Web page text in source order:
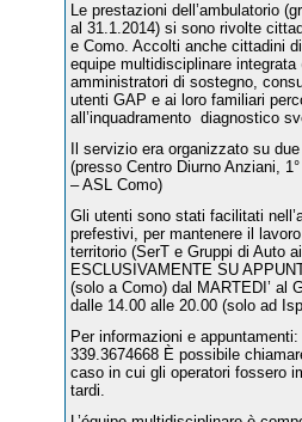
Le prestazioni dell’ambulatorio
al 31.1.2014) si sono rivolte
e Como. Accolti anche cittadini
equipe multidisciplinare
amministratori di sostegno,
utenti GAP e ai loro familiari
all’inquadramento diagnostico
Il servizio era organizzato su
(presso Centro Diurno Anziani,
– ASL Como)
Gli utenti sono stati facilitati
prefestivi, per mantenere il
territorio (SerT e Gruppi di Auto
ESCLUSIVAMENTE SU
(solo a Como) dal MARTEDI’ al
dalle 14.00 alle 20.00 (solo ad
Per informazioni e
339.3674668 È possibile
caso in cui gli operatori fossero
tardi.